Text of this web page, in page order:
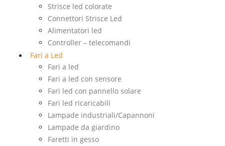
Strisce led colorate
Connettori Strisce Led
Alimentatori led
Controller – telecomandi
Fari a Led
Fari a led
Fari a led con sensore
Fari led con pannello solare
Fari led ricaricabili
Lampade industriali/Capannoni
Lampade da giardino
Faretti in gesso